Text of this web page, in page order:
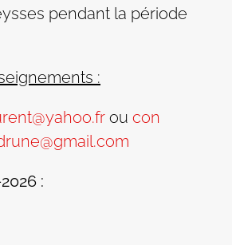
pendant la période
:
ou con
: